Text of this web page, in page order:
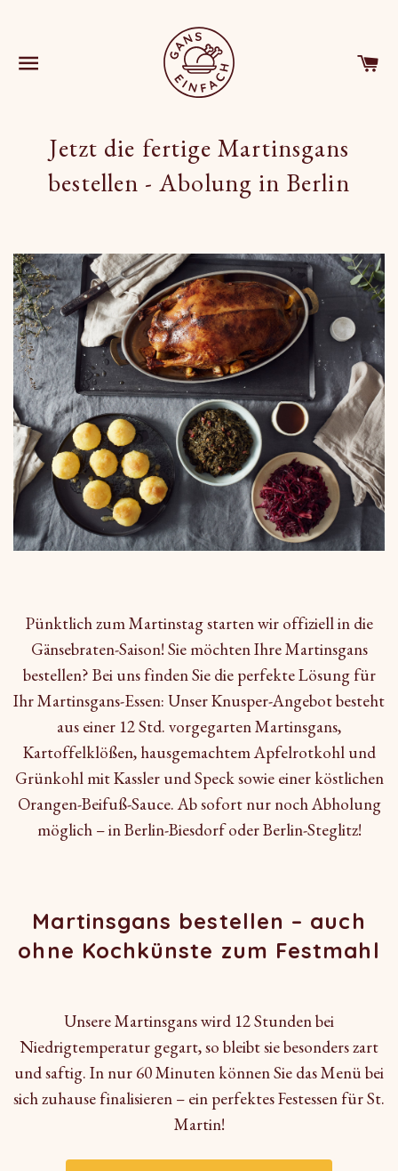
SEITENNAVIGATION
Jetzt die fertige Martinsgans
bestellen - Abolung in Berlin
Pünktlich zum Martinstag starten wir offiziell in die
Gänsebraten-Saison! Sie möchten Ihre Martinsgans
bestellen? Bei uns finden Sie die perfekte Lösung für
Ihr Martinsgans-Essen: Unser Knusper-Angebot besteht
aus einer 12 Std. vorgegarten Martinsgans,
Kartoffelklößen, hausgemachtem Apfelrotkohl und
Grünkohl mit Kassler und Speck sowie einer köstlichen
Orangen-Beifuß-Sauce. Ab sofort nur noch Abholung
möglich – in Berlin-Biesdorf oder Berlin-Steglitz!
Martinsgans bestellen – auch
ohne Kochkünste zum Festmahl
Unsere Martinsgans wird 12 Stunden bei
Niedrigtemperatur gegart, so bleibt sie besonders zart
und saftig. In nur 60 Minuten können Sie das Menü bei
sich zuhause finalisieren – ein perfektes Festessen für St.
Martin!